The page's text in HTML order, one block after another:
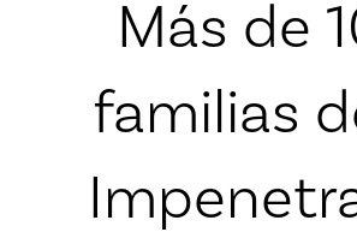
Más de
familias